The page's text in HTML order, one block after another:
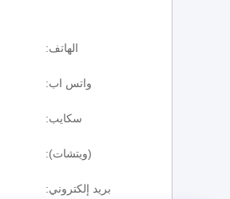
الهاتف:
واتس اب:
سكايب:
(ويتشات):
بريد إلكتروني: